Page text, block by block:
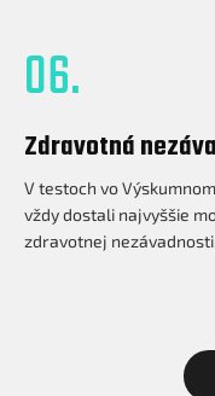
06.
Zdravotná
V testoch vo
vždy dostali najvyššie
zdravotnej nezávadnosti.